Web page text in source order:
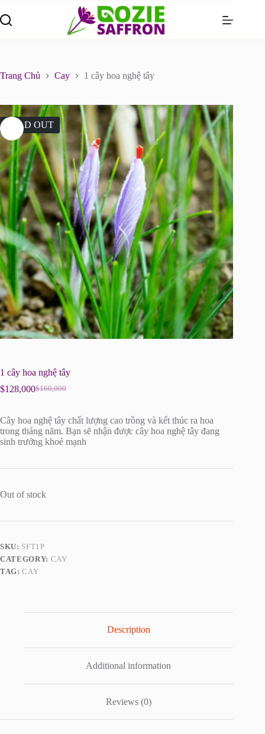
to
content
Trang Chủ Cay 1 cây hoa nghệ tây
SOLD OUT
1 cây hoa nghệ tây
$160,000
Original
was:
$160,000.
$128,000Current
$128,000.
Cây hoa nghệ tây chất lượng cao trồng và kết thúc ra hoa
trong tháng năm. Bạn sẽ nhận được cây hoa nghệ tây đang
sinh trưởng khoẻ mạnh
Out of stock
SKU: SFT1P
CATEGORY: CAY
TAG:CAY
Description
Additional information
Reviews (0)